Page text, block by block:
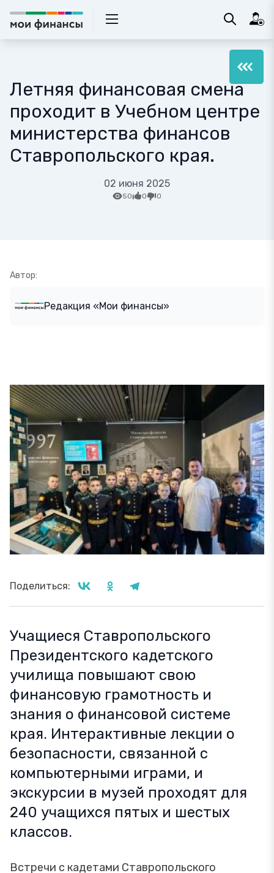
Летняя финансовая смена
проходит в Учебном центре
министерства финансов
Ставропольского края.
02 июня 2025
50 0 0
Автор:
Редакция «Мои финансы»
Поделиться:
Учащиеся Ставропольского
Президентского кадетского
училища повышают свою
финансовую грамотность и
знания о финансовой системе
края. Интерактивные лекции о
безопасности, связанной с
компьютерными играми, и
экскурсии в музей проходят для
240 учащихся пятых и шестых
классов.
Встречи с кадетами Ставропольского